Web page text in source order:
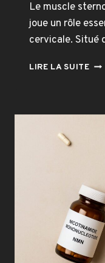
Le muscle
joue un rôle
cervicale. Situé
LIRE LA SUITE